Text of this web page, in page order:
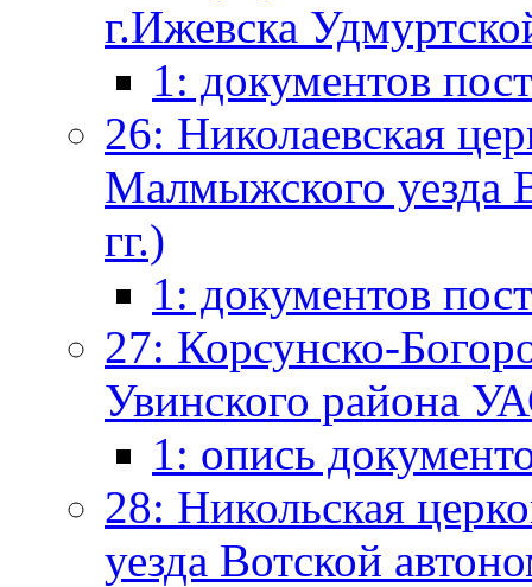
г.Ижевска
1: документов
26: Николаевская
Малмыжского уезда
гг.)
1: документов
27: Корсунско-
Увинского района
1: опись
28: Никольская
уезда Вотской